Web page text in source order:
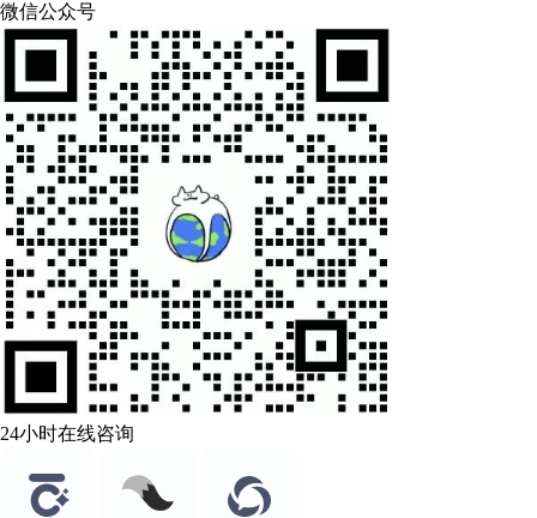
微信公众号
24小时在线咨询